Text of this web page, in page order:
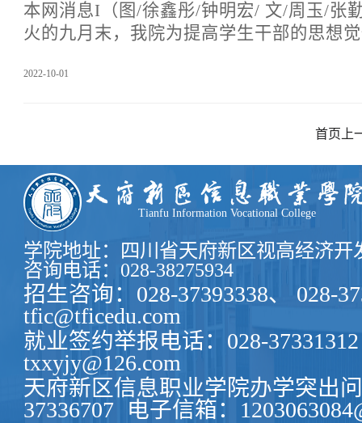
本网消息I（图/徐鑫彤/钟明宏/ 文/周玉/张
火的九月末，我院为提高学生干部的思想
会议。全会由学生处副处长邓友权主持，
校团委主要学生干部、21级、22级各班班
一：在会议上邓处长给予了我们许多教导
载的是责任，每个干部应勇担当、有思想
长处及不足，使自己对自身的定位清晰明
敢于担当。
2022-10-01
首页 上
Tianfu Information Vocational College
学院地址：四川省天府新区视高经济开
咨询电话：028-38275934
招生咨询：028-37393338、 028-
tfic@tficedu.com
就业签约举报电话：028-37331312
txxyjy@126.com
天府新区信息职业学院办学突出
37336707
电子信箱：